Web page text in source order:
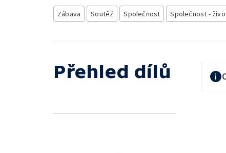
Zábava Soutěž Společnost Společnost -
Přehled dílů